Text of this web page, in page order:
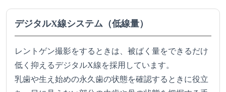
デジタルX線システム（低線量）
レントゲン撮影をするときは、被ばく量をできるだけ
低く抑えるデジタルX線を採用しています。
乳歯や生え始めの永久歯の状態を確認するときに役立